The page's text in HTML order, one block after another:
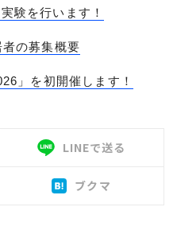
験を行います！
の募集概要
」を初開催します！
LINEで送る
ブクマ